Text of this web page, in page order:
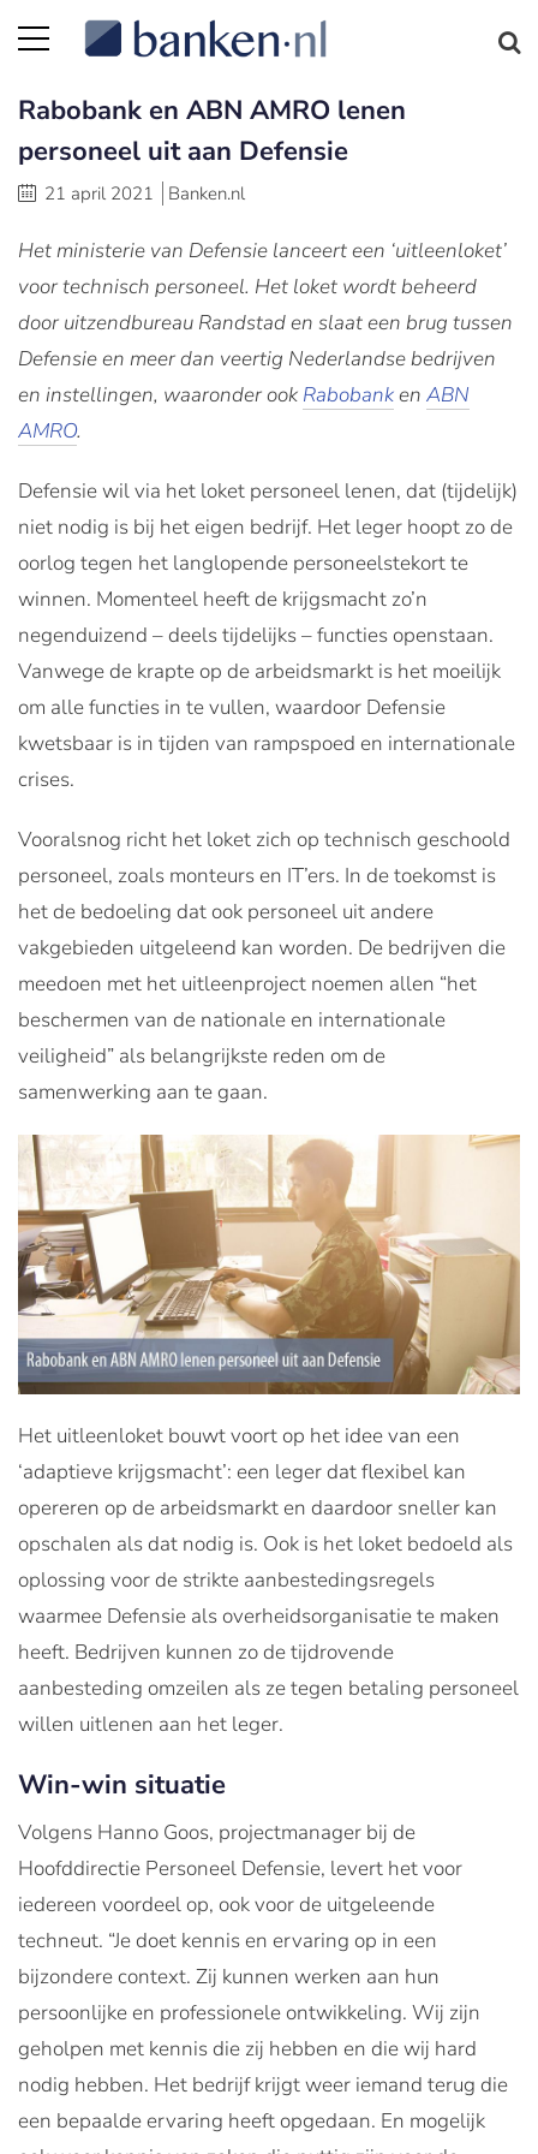
Rabobank en ABN AMRO lenen
personeel uit aan Defensie
21 april 2021 Banken.nl
Het ministerie van Defensie lanceert een ‘uitleenloket’
voor technisch personeel. Het loket wordt beheerd
door uitzendbureau Randstad en slaat een brug tussen
Defensie en meer dan veertig Nederlandse bedrijven
en instellingen, waaronder ook Rabobanken ABN
AMRO.
Defensie wil via het loket personeel lenen, dat (tijdelijk)
niet nodig is bij het eigen bedrijf. Het leger hoopt zo de
oorlog tegen het langlopende personeelstekort te
winnen. Momenteel heeft de krijgsmacht zo’n
negenduizend – deels tijdelijks – functies openstaan.
Vanwege de krapte op de arbeidsmarkt is het moeilijk
om alle functies in te vullen, waardoor Defensie
kwetsbaar is in tijden van rampspoed en internationale
crises.
Vooralsnog richt het loket zich op technisch geschoold
personeel, zoals monteurs en IT’ers. In de toekomst is
het de bedoeling dat ook personeel uit andere
vakgebieden uitgeleend kan worden. De bedrijven die
meedoen met het uitleenproject noemen allen “het
beschermen van de nationale en internationale
veiligheid” als belangrijkste reden om de
samenwerking aan te gaan.
Het uitleenloket bouwt voort op het idee van een
‘adaptieve krijgsmacht’: een leger dat flexibel kan
opereren op de arbeidsmarkt en daardoor sneller kan
opschalen als dat nodig is. Ook is het loket bedoeld als
oplossing voor de strikte aanbestedingsregels
waarmee Defensie als overheidsorganisatie te maken
heeft. Bedrijven kunnen zo de tijdrovende
aanbesteding omzeilen als ze tegen betaling personeel
willen uitlenen aan het leger.
Win-win situatie
Volgens Hanno Goos, projectmanager bij de
Hoofddirectie Personeel Defensie, levert het voor
iedereen voordeel op, ook voor de uitgeleende
techneut. “Je doet kennis en ervaring op in een
bijzondere context. Zij kunnen werken aan hun
persoonlijke en professionele ontwikkeling. Wij zijn
geholpen met kennis die zij hebben en die wij hard
nodig hebben. Het bedrijf krijgt weer iemand terug die
een bepaalde ervaring heeft opgedaan. En mogelijk